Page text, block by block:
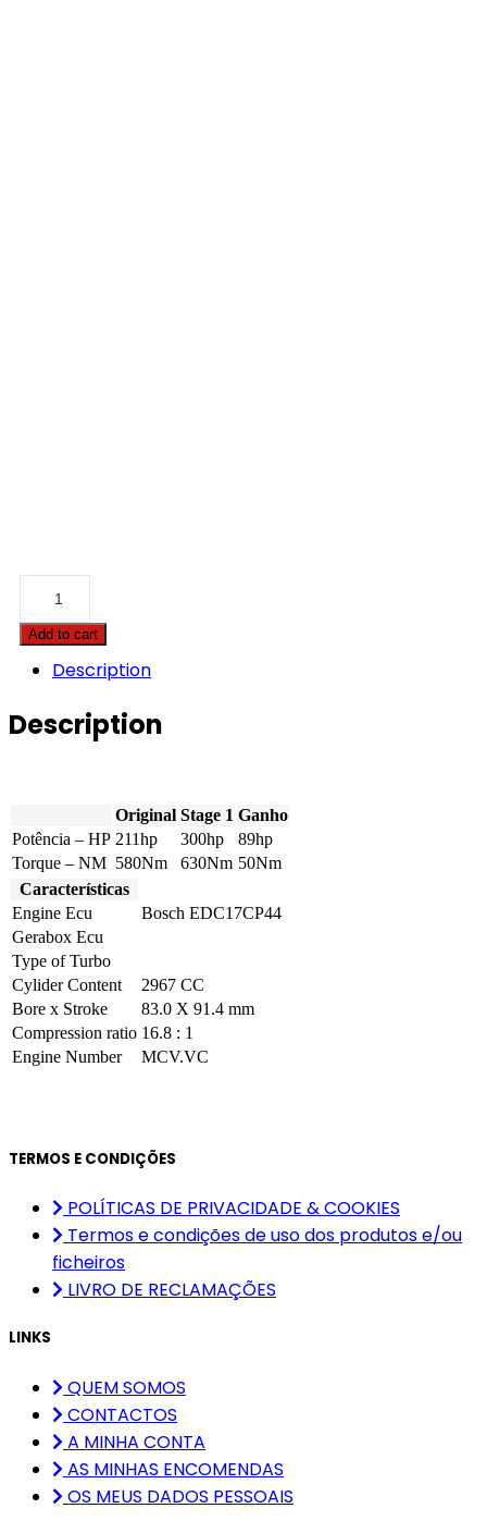
Cayenne
-
quantity
Add to cart
Description
Description
Original Stage 1 Ganho
Potência – HP 211hp 300hp
89hp
Torque – NM 580Nm 630Nm 50Nm
Características
Engine Ecu
Bosch EDC17CP44
Gerabox Ecu
Type of Turbo
Cylider Content
2967 CC
Bore x Stroke
83.0 X 91.4 mm
Compression ratio 16.8 : 1
Engine Number
MCV.VC
TERMOS E CONDIÇÕES
POLÍTICAS DE PRIVACIDADE & COOKIES
Termos e condições de uso dos produtos e/ou
ficheiros
LIVRO DE RECLAMAÇÕES
LINKS
QUEM SOMOS
CONTACTOS
A MINHA CONTA
AS MINHAS ENCOMENDAS
OS MEUS DADOS PESSOAIS